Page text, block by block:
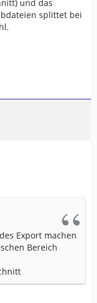
und das
splittet bei
Export machen
Bereich